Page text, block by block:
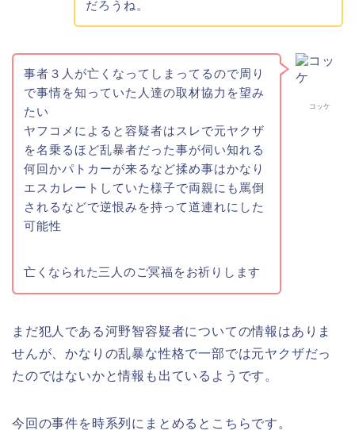
だろうね。
コッケ
事者３人が亡くなってしまってるので周り
で事情を知っていた人達の取材協力を望み
たい
ヤフコメによると容疑者はスレで元ヤクザ
を名乗るほど乱暴者だった事が伺い知れる
何回かパトカーが来るなど揉め事はかなり
エスカレートしていた様子で両親にも罵倒
されるなどで逆恨みを持って道連れにした
可能性
亡くなられた三人のご冥福をお祈りします
まだ犯人である河野智容疑者についての情報はありま
せんが、かなりの乱暴な性格で一部では元ヤクザだっ
たのではないかと情報も出ているようです。
今回の事件を時系列にまとめるとこちらです。